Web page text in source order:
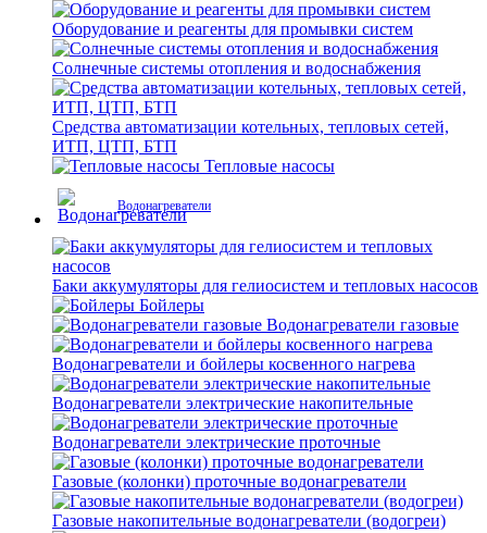
Оборудование и реагенты для промывки систем
Солнечные системы отопления и водоснабжения
Средства автоматизации котельных, тепловых сетей,
ИТП, ЦТП, БТП
Тепловые насосы
Водонагреватели
Баки аккумуляторы для гелиосистем и тепловых насосов
Бойлеры
Водонагреватели газовые
Водонагреватели и бойлеры косвенного нагрева
Водонагреватели электрические накопительные
Водонагреватели электрические проточные
Газовые (колонки) проточные водонагреватели
Газовые накопительные водонагреватели (водогреи)